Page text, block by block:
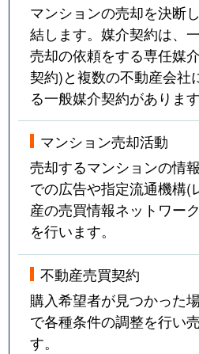
マンションの売却を決断
結します。媒介契約は、
売却の依頼をする専任媒
契約)と複数の不動産会社
る一般媒介契約があります
マンション売却活動
売却するマンションの情
での広告や指定流通機構(
産の売買情報ネットワー
を行います。
不動産売買契約
購入希望者が見つかった
で各種条件の調整を行い
す。